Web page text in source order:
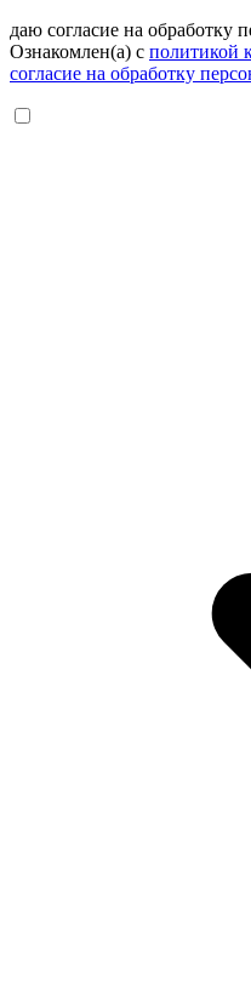
даю согласие на обработку
Ознакомлен(а) с политикой
согласие на обработку